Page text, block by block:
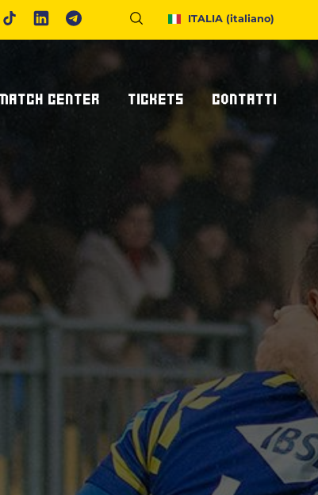
ITALIA (italiano)
CENTER
Rugby Championship
Risultati
TICKETS
Biglietteria
Abbonamenti
CONTATTI
Richiedi Info